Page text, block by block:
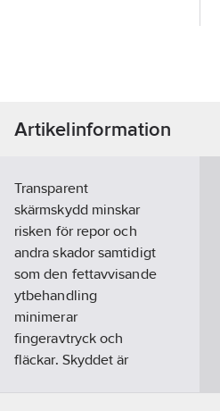
Artikelinformation
Transparent
skärmskydd minskar
risken för repor och
andra skador samtidigt
som den fettavvisande
ytbehandling
minimerar
fingeravtryck och
fläckar. Skyddet är